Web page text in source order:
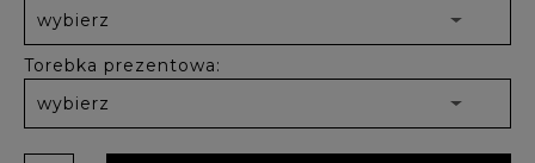
Torebka prezentowa: